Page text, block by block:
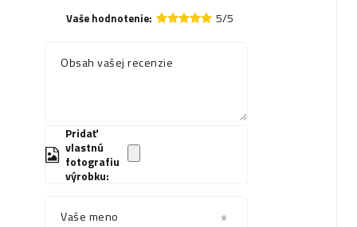
Vaše hodnotenie: 5/5
Obsah vašej recenzie
Pridať
vlastnú
fotografiu
výrobku:
Vaše meno